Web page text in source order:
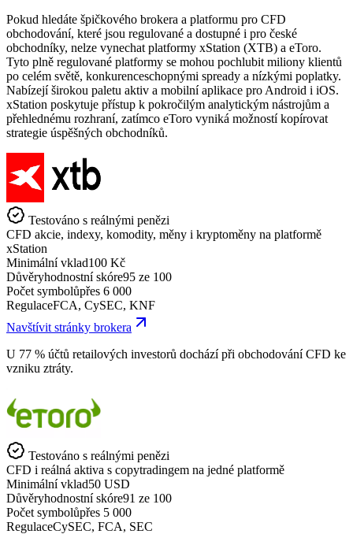
Pokud hledáte špičkového brokera a platformu pro CFD
obchodování, které jsou regulované a dostupné i pro české
obchodníky, nelze vynechat platformy xStation (XTB) a eToro.
Tyto plně regulované platformy se mohou pochlubit miliony klientů
po celém světě, konkurenceschopnými spready a nízkými poplatky.
Nabízejí širokou paletu aktiv a mobilní aplikace pro Android i iOS.
xStation poskytuje přístup k pokročilým analytickým nástrojům a
přehlednému rozhraní, zatímco eToro vyniká možností kopírovat
strategie úspěšných obchodníků.
Testováno s reálnými penězi
CFD akcie, indexy, komodity, měny i kryptoměny na platformě
xStation
Minimální vklad100 Kč
Důvěryhodnostní skóre95 ze 100
Počet symbolůpřes 6 000
RegulaceFCA, CySEC, KNF
Navštívit stránky brokera
U 77 % účtů retailových investorů dochází při obchodování CFD ke
vzniku ztráty.
Testováno s reálnými penězi
CFD i reálná aktiva s copytradingem na jedné platformě
Minimální vklad50 USD
Důvěryhodnostní skóre91 ze 100
Počet symbolůpřes 5 000
RegulaceCySEC, FCA, SEC